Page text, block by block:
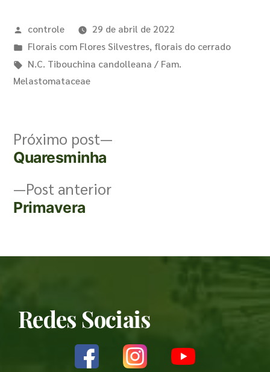
controle
29 de abril de 2022
Florais com Flores Silvestres, florais do cerrado
N.C. Tibouchina candolleana / Fam.
Melastomataceae
Post anterior
Primavera
Próximo post
Quaresminha
Redes Sociais